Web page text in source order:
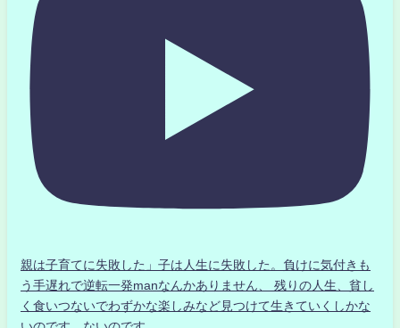
親は子育てに失敗した」子は人生に失敗した。負けに気付きも
う手遅れで逆転一発manなんかありません、 残りの人生、貧し
く食いつないでわずかな楽しみなど見つけて生きていくしかな